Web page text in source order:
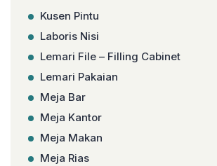
Kusen Pintu
Laboris Nisi
Lemari File – Filling Cabinet
Lemari Pakaian
Meja Bar
Meja Kantor
Meja Makan
Meja Rias